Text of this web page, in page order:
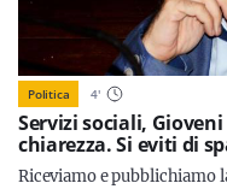
Politica 4'
Servizi sociali,
chiarezza. Si eviti di
Riceviamo e pubblichiamo